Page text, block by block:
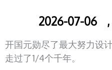
2026-07-06 ,
开国元勋尽了最大努力设
走过了1/4个千年。